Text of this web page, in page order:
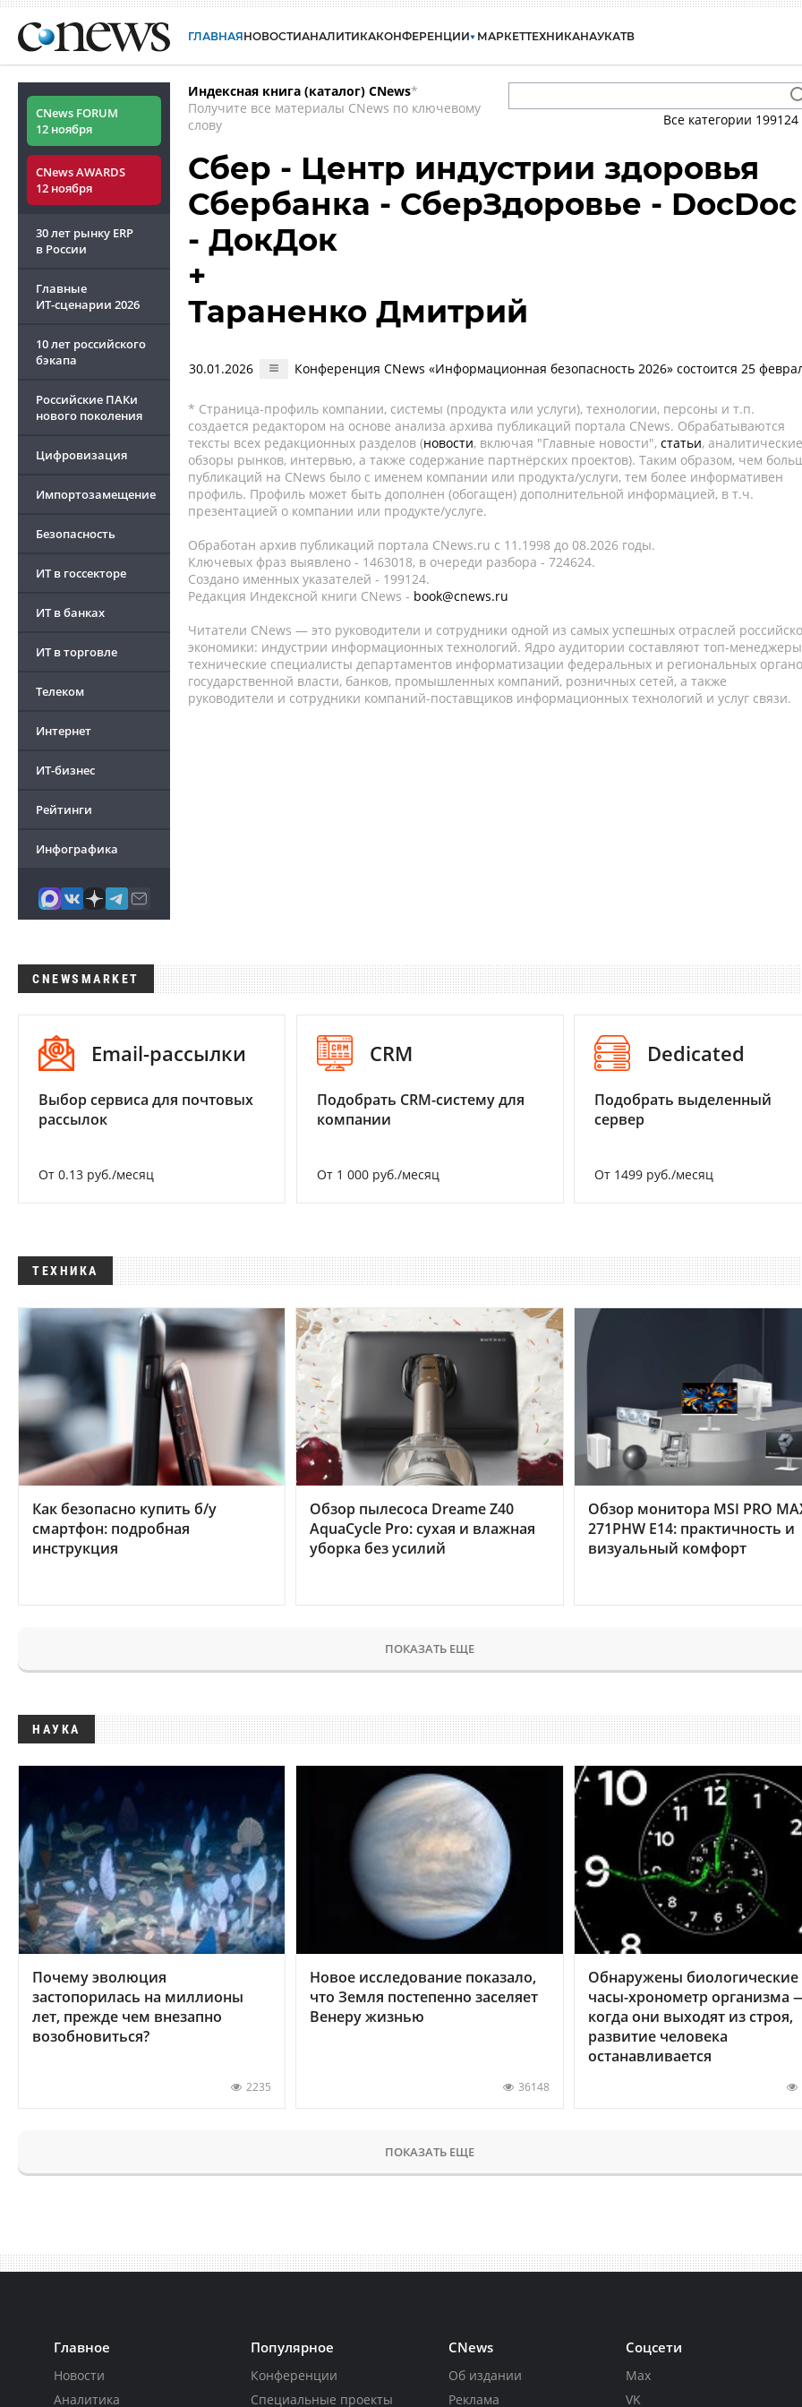
ГЛАВНАЯНОВОСТИАНАЛИТИКАКОНФЕРЕНЦИИ МАРКЕТТЕХНИКАНАУКАТВ
CNews FORUM
12 ноября
CNews AWARDS
12 ноября
30 лет рынку ERP
в России
Главные
ИТ-сценарии 2026
10 лет российского
бэкапа
Российские ПАКи
нового поколения
Цифровизация
Импортозамещение
Безопасность
ИТ в госсекторе
ИТ в банках
ИТ в торговле
Телеком
Интернет
ИТ-бизнес
Рейтинги
Инфографика
Индексная книга (каталог) CNews*
Получите все материалы CNews по ключевому
слову
Все категории 199124
Сбер - Центр индустрии здоровья
Сбербанка - СберЗдоровье - DocDoc
- ДокДок
+
Тараненко Дмитрий
30.01.2026 Конференция CNews «Информационная безопасность 2026» состоится 25
* Страница-профиль компании, системы (продукта или услуги), технологии, персоны и т.п.
создается редактором на основе анализа архива публикаций портала CNews. Обрабатываются
тексты всех редакционных разделов (новости, включая "Главные новости", статьи, аналитические
обзоры рынков, интервью, а также содержание партнёрских проектов). Таким образом, чем
публикаций на CNews было с именем компании или продукта/услуги, тем более информативен
профиль. Профиль может быть дополнен (обогащен) дополнительной информацией, в т.ч.
презентацией о компании или продукте/услуге.
Обработан архив публикаций портала CNews.ru c 11.1998 до 08.2026 годы.
Ключевых фраз выявлено - 1463018, в очереди разбора - 724624.
Создано именных указателей - 199124.
Редакция Индексной книги CNews - book@cnews.ru
Читатели CNews — это руководители и сотрудники одной из самых успешных отраслей
экономики: индустрии информационных технологий. Ядро аудитории составляют топ-
технические специалисты департаментов информатизации федеральных и региональных
государственной власти, банков, промышленных компаний, розничных сетей, а также
руководители и сотрудники компаний-поставщиков информационных технологий и услуг связи.
CNEWSMARKET
Email-рассылки
Выбор сервиса для почтовых
рассылок
От 0.13 руб./месяц
CRM
Подобрать CRM-систему для
компании
От 1 000 руб./месяц
Dedicated
Подобрать выделенный
сервер
От 1499 руб./месяц
ТЕХНИКА
Как безопасно купить б/у
смартфон: подробная
инструкция
Обзор пылесоса Dreame Z40
AquaCycle Pro: сухая и влажная
уборка без усилий
Обзор монитора MSI PRO
271PHW E14: практичность и
визуальный комфорт
ПОКАЗАТЬ ЕЩЕ
НАУКА
Почему эволюция
застопорилась на миллионы
лет, прежде чем внезапно
возобновиться?
2235
Новое исследование показало,
что Земля постепенно заселяет
Венеру жизнью
36148
Обнаружены биологические
часы-хронометр организма
когда они выходят из строя,
развитие человека
останавливается
ПОКАЗАТЬ ЕЩЕ
Главное
Новости
Аналитика
Популярное
Конференции
Специальные проекты
CNews
Об издании
Реклама
Соцсети
Max
VK